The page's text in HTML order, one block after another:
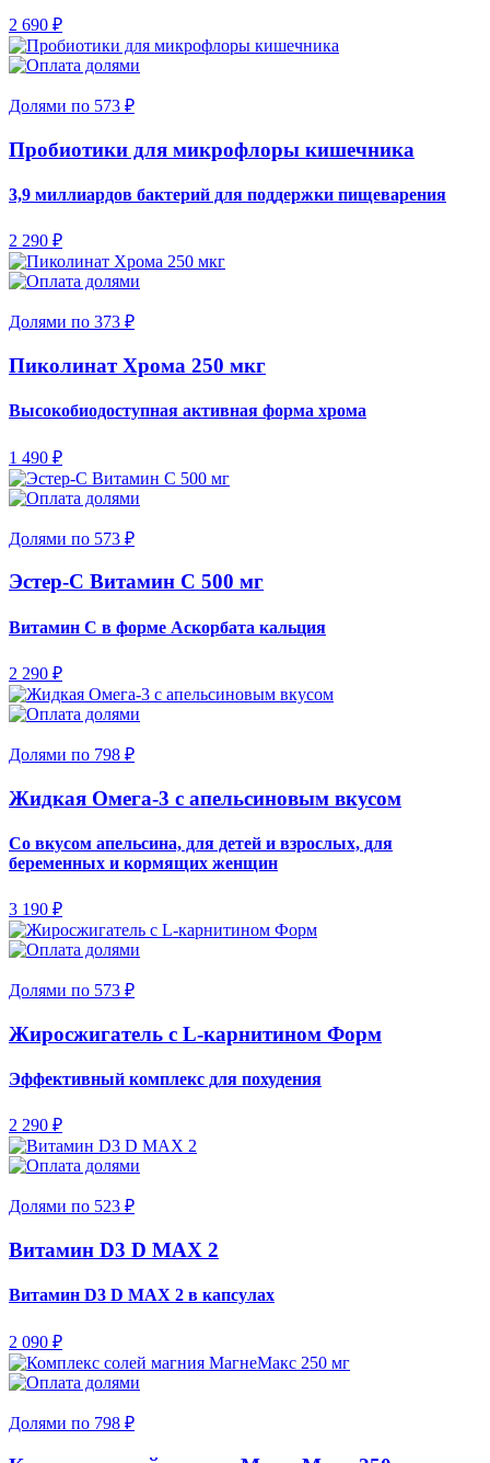
2 690 ₽
Долями по 573 ₽
Пробиотики для микрофлоры кишечника
3,9 миллиардов бактерий для поддержки пищеварения
2 290 ₽
Долями по 373 ₽
Пиколинат Хрома 250 мкг
Высокобиодоступная активная форма хрома
1 490 ₽
Долями по 573 ₽
Эстер-С Витамин С 500 мг
Витамин С в форме Аскорбата кальция
2 290 ₽
Долями по 798 ₽
Жидкая Омега-3 с апельсиновым вкусом
Со вкусом апельсина, для детей и взрослых, для
беременных и кормящих женщин
3 190 ₽
Долями по 573 ₽
Жиросжигатель с L-карнитином Форм
Эффективный комплекс для похудения
2 290 ₽
Долями по 523 ₽
Витамин D3 D MAX 2
Витамин D3 D MAX 2 в капсулах
2 090 ₽
Долями по 798 ₽